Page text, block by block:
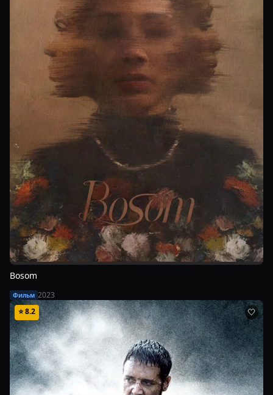
Bosom
Фильм 2023
⭐8.2 🤍